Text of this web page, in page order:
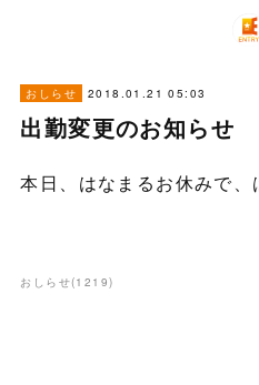
おしらせ 2018.01.21 05:03
出勤変更のお知らせ
本日、はなまるお休みで、
おしらせ(1219)